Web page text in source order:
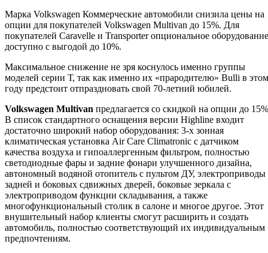
Марка Volkswagen Коммерческие автомобили снизила цены на
опции для покупателей Volkswagen Multivan до 15%. Для
покупателей Caravelle и Transporter опциональное оборудование
доступно с выгодой до 10%.
Максимальное снижение не зря коснулось именно группы
моделей серии Т, так как именно их «прародителю» Bulli в этом
году предстоит отпраздновать свой 70-летний юбилей.
Volkswagen Multivan предлагается со скидкой на опции до
В список стандартного оснащения версии Highline входит
достаточно широкий набор оборудования: 3-х зонная
климатическая установка Air Care Climatronic с датчиком
качества воздуха и гипоаллергенным фильтром, полностью
светодиодные фары и задние фонари улучшенного дизайна,
автономный водяной отопитель с пультом ДУ, электроприводы
задней и боковых сдвижных дверей, боковые зеркала с
электроприводом функции складывания, а также
многофункциональный столик в салоне и многое другое. Этот
внушительный набор клиенты смогут расширить и создать
автомобиль, полностью соответствующий их индивидуальным
предпочтениям.